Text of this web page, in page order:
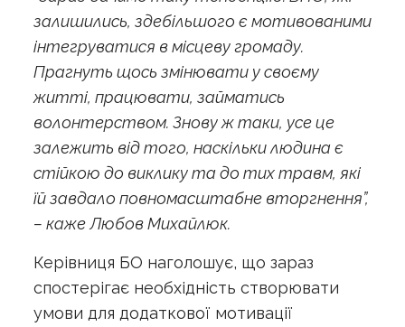
залишились, здебільшого є мотивованими
інтегруватися в місцеву громаду.
Прагнуть щось змінювати у своєму
житті, працювати, займатись
волонтерством. Знову ж таки, усе це
залежить від того, наскільки людина є
стійкою до виклику та до тих травм, які
їй завдало повномасштабне вторгнення”,
– каже Любов Михайлюк.
Керівниця БО наголошує, що зараз
спостерігає необхідність створювати
умови для додаткової мотивації